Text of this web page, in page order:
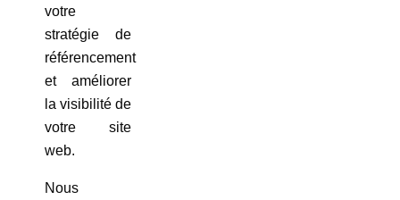
votre
stratégie de
référencement
et améliorer
la visibilité de
votre site
web.
Nous